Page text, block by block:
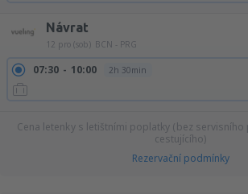
Návrat
12 pro (sob) BCN - PRG
07:30 10:00 2h 30min
Cena letenky s letištními poplatky (bez servisního
cestujícího)
Rezervační podmínky